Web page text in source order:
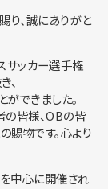
り、誠にありがと
サッカー選手権
、
できました。
の皆様、OBの皆
賜物です。心より
中心に開催され